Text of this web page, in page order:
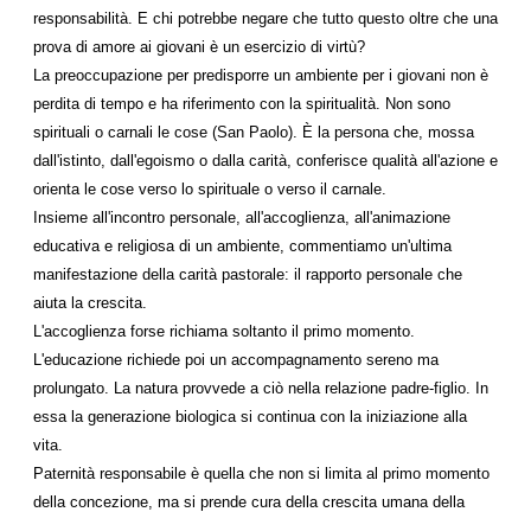
responsabilità. E chi potrebbe negare che tutto questo oltre che una
prova di amore ai giovani è un esercizio di virtù?
La preoccupazione per predisporre un ambiente per i giovani non è
perdita di tempo e ha riferimento con la spiritualità. Non sono
spirituali o carnali le cose (San Paolo). È la persona che, mossa
dall'istinto, dall'egoismo o dalla carità, conferisce qualità all'azione e
orienta le cose verso lo spirituale o verso il carnale.
Insieme all'incontro personale, all'accoglienza, all'animazione
educativa e religiosa di un ambiente, commentiamo un'ultima
manifestazione della carità pastorale: il rapporto personale che
aiuta la crescita.
L'accoglienza forse richiama soltanto il primo momento.
L'educazione richiede poi un accompagnamento sereno ma
prolungato. La natura provvede a ciò nella relazione padre-figlio. In
essa la generazione biologica si continua con la iniziazione alla
vita.
Paternità responsabile è quella che non si limita al primo momento
della concezione, ma si prende cura della crescita umana della